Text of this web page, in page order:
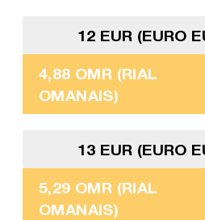
12 EUR (EURO
4,88 OMR (RIAL
OMANAIS)
13 EUR (EURO
5,29 OMR (RIAL
OMANAIS)